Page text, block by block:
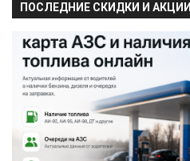
ПОСЛЕДНИЕ СКИДКИ И АКЦИИ